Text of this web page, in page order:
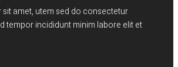
amet, utem sed do consectetur
tempor incididunt minim labore elit et